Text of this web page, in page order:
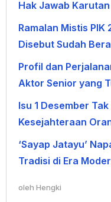
Hak Jawab
Ramalan Mistis
Disebut Sudah
Profil dan
Aktor Senior yang
Isu 1 Desember
Kesejahteraan
‘Sayap Jatayu’
Tradisi di Era
oleh Hengki